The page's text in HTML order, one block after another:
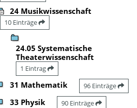
24 Musikwissenschaft
10 Einträge
24.05 Systematische
Theaterwissenschaft
1 Eintrag
31 Mathematik 96 Einträge
33 Physik 90 Einträge